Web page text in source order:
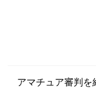
アマチュア審判を